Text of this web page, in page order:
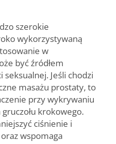
szerokie
wykorzystywaną
w
być źródłem
Jeśli chodzi
masażu prostaty, to
przy wykrywaniu
krokowego.
ciśnienie i
wspomaga